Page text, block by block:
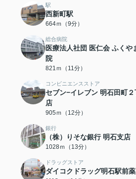
駅
西新町駅
664ｍ（9分）
総合病院
医療法人社団 医仁会 ふくや
院
821ｍ（11分）
コンビニエンスストア
セブン−イレブン 明石田町２
店
905ｍ（12分）
銀行
（株）りそな銀行 明石支店
1028ｍ（13分）
ドラッグストア
ダイコクドラッグ明石駅前